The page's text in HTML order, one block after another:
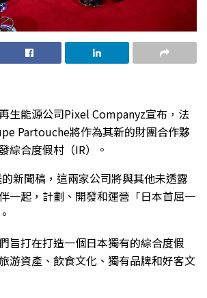
生能源公司Pixel Companyz宣布，法
Partouche將作為其新的財團合作夥
綜合度假村（IR）。
新聞稿，這兩家公司將與其他未透露
一起，計劃、開發和運營「日本首屈一
旨打在打造一個日本獨有的綜合度假
游資產、飲食文化、獨有品牌和好客文